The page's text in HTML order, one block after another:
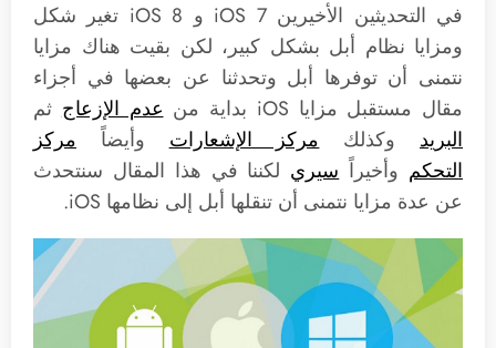
في التحديثين الأخيرين iOS 7 و iOS 8 تغير شكل
ومزايا نظام أبل بشكل كبير، لكن بقيت هناك مزايا
نتمنى أن توفرها أبل وتحدثنا عن بعضها في أجزاء
مقال مستقبل مزايا iOS بداية من
عدم الإزعاج ثم
البريد وكذلك مركز الإشعارات وأيضاً مركز
التحكم وأخيراً سيري لكننا في هذا المقال سنتحدث
عن عدة مزايا نتمنى أن تنقلها أبل إلى نظامها iOS.